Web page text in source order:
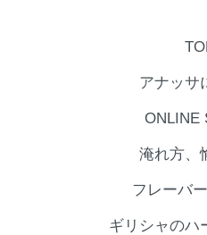
アナッサ
ONLINE
淹れ方、
フレーバ
ギリシャのハ